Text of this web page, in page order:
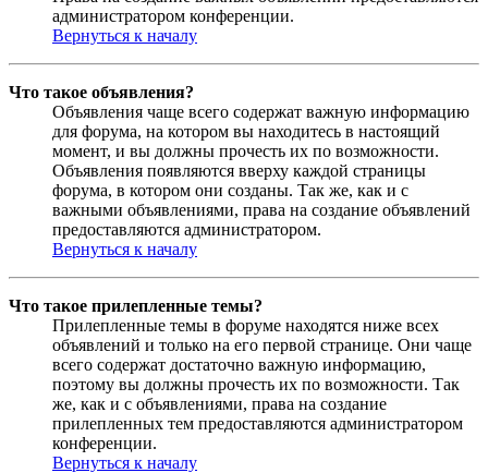
администратором конференции.
Вернуться к началу
Что такое объявления?
Объявления чаще всего содержат важную информацию
для форума, на котором вы находитесь в настоящий
момент, и вы должны прочесть их по возможности.
Объявления появляются вверху каждой страницы
форума, в котором они созданы. Так же, как и с
важными объявлениями, права на создание объявлений
предоставляются администратором.
Вернуться к началу
Что такое прилепленные темы?
Прилепленные темы в форуме находятся ниже всех
объявлений и только на его первой странице. Они чаще
всего содержат достаточно важную информацию,
поэтому вы должны прочесть их по возможности. Так
же, как и с объявлениями, права на создание
прилепленных тем предоставляются администратором
конференции.
Вернуться к началу